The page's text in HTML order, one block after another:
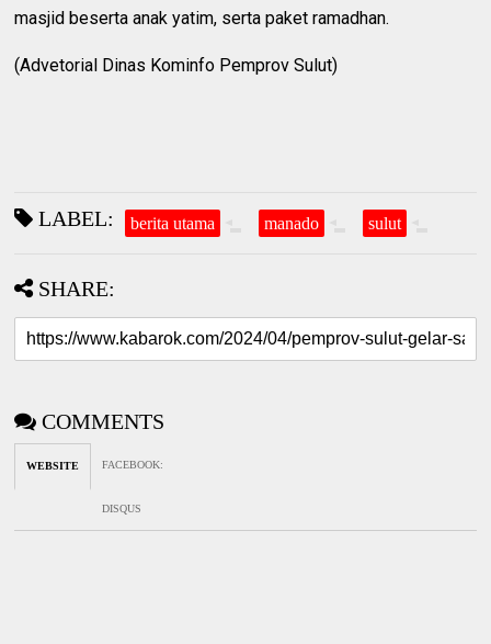
masjid beserta anak yatim, serta paket ramadhan.
(Advetorial Dinas Kominfo Pemprov Sulut)
LABEL: berita utama manado sulut
SHARE:
COMMENTS
WEBSITE FACEBOOK:
DISQUS